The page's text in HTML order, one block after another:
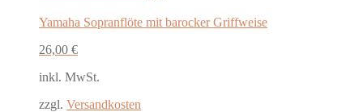
Yamaha Sopranflöte mit barocker Griffweise
26,00 €
inkl. MwSt.
zzgl. Versandkosten